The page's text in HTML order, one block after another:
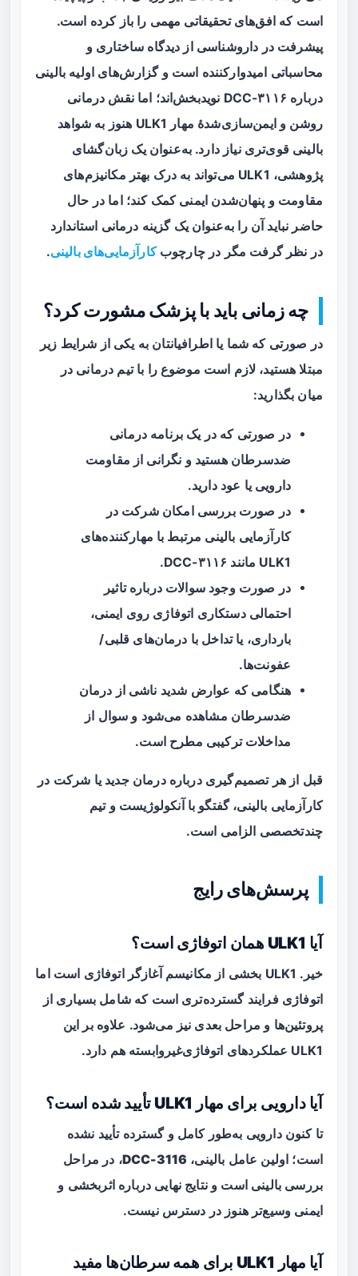
است که افق‌های تحقیقاتی مهمی را باز کرده است.
پیشرفت در داروشناسی از دیدگاه ساختاری و
محاسباتی امیدوارکننده است و گزارش‌های اولیه بالینی
درباره DCC-۳۱۱۶ نویدبخش‌اند؛ اما نقش درمانی
روشن و ایمن‌سازی‌شدهٔ مهار ULK1 هنوز به شواهد
بالینی قوی‌تری نیاز دارد. به‌عنوان یک زبان‌گشای
پژوهشی، ULK1 می‌تواند به درک بهتر مکانیزم‌های
مقاومت و پنهان‌شدن ایمنی کمک کند؛ اما در حال
حاضر نباید آن را به‌عنوان یک گزینه درمانی استاندارد
در نظر گرفت مگر در چارچوبکارآزمایی‌های بالینی.
چه زمانی باید با پزشک مشورت کرد؟
در صورتی که شما یا اطرافیانتان به یکی از شرایط زیر
مبتلا هستید، لازم است موضوع را با تیم درمانی در
میان بگذارید:
در صورتی که در یک برنامه درمانی
ضدسرطان هستید و نگرانی از مقاومت
دارویی یا عود دارید.
در صورت بررسی امکان شرکت در
کارآزمایی بالینی مرتبط با مهارکننده‌های
ULK1 مانند DCC-۳۱۱۶.
در صورت وجود سوالات درباره تاثیر
احتمالی دستکاری اتوفاژی روی ایمنی،
بارداری، یا تداخل با درمان‌های قلبی/
عفونت‌ها.
هنگامی که عوارض شدید ناشی از درمان
ضدسرطان مشاهده می‌شود و سوال از
مداخلات ترکیبی مطرح است.
قبل از هر تصمیم‌گیری درباره درمان جدید یا شرکت در
کارآزمایی بالینی، گفتگو با آنکولوژیست و تیم
چندتخصصی الزامی است.
پرسش‌های رایج
آیا ULK1 همان اتوفاژی است؟
خیر. ULK1 بخشی از مکانیسم آغازگر اتوفاژی است اما
اتوفاژی فرایند گسترده‌تری است که شامل بسیاری از
پروتئین‌ها و مراحل بعدی نیز می‌شود. علاوه بر این
ULK1 عملکردهای اتوفاژی‌غیروابسته هم دارد.
آیا دارویی برای مهار ULK1 تأیید شده است؟
تا کنون دارویی به‌طور کامل و گسترده تأیید نشده
است؛ اولین عامل بالینی، DCC-3116، در مراحل
بررسی بالینی است و نتایج نهایی درباره اثربخشی و
ایمنی وسیع‌تر هنوز در دسترس نیست.
آیا مهار ULK1 برای همه سرطان‌ها مفید